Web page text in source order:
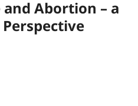
Abortion – a